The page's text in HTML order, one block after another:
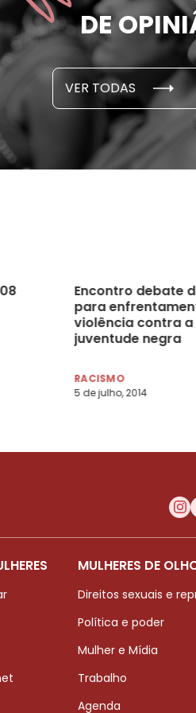
DE
VER TODAS
por parceiro ou ex;
em cada 6 já sofreu
E PESQUISAS
novembro, 2021
Encontro debate
para
violência contra a
juventude negra
RACISMO
5 de julho, 2014
MULHERES DE
Direitos sexuais e
Política e poder
Mulher e Mídia
Trabalho
Agenda